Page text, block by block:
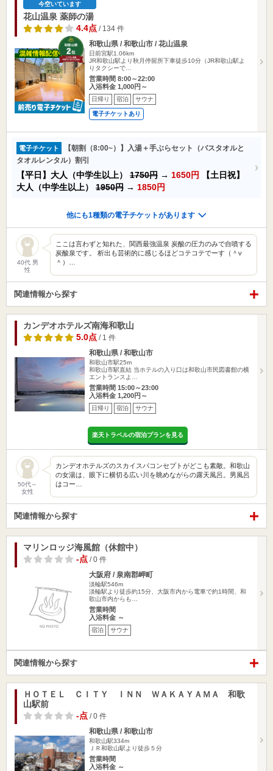
今空いています
花山温泉 薬師の湯
4.4点 / 134 件
和歌山県 / 和歌山市 / 花山温泉
日前宮駅1.06km
JR和歌山駅より秋月停留所下車徒歩10分（JR和歌山駅よ
りタクシーで…
営業時間 8:00～22:00
入浴料金 1,000円～
日帰り 宿泊 サウナ
電子チケットあり
電子チケット
【朝割（8:00~）】入湯＋手ぶらセット（バスタオルと
タオルレンタル）割引
【平日】大人（中学生以上） 1750円 → 1650円
【土日祝】
大人（中学生以上） 1950円 → 1850円
他にも1種類の電子チケットがあります
40代 男
性
ここは言わずと知れた、関西最強温泉 炭酸の圧力のみで自噴する
炭酸泉です。 析出も芸術的に感じるほどコテコテでーす（＾ν
＾）…
関連情報から探す
カンデオホテルズ南海和歌山
5.0点 / 1 件
和歌山県 / 和歌山市
和歌山市駅25m
和歌山市駅直結 当ホテルの入り口は和歌山市民図書館の横
エントランスよ…
営業時間 15:00～23:00
入浴料金 1,200円～
日帰り 宿泊 サウナ
楽天トラベルの宿泊プランを見る
50代～
女性
カンデオホテルズのスカイスパコンセプトがどこも素敵。和歌山
の女湯は、眼下に横切る広い川を眺めながらの露天風呂。男風呂
はコー…
関連情報から探す
マリンロッジ海風館（休館中）
-点 / 0 件
大阪府 / 泉南郡岬町
淡輪駅546m
淡輪駅より徒歩約15分、大阪市内から電車で約1時間、和
歌山市内からも…
営業時間
入浴料金 ～
宿泊 サウナ
関連情報から探す
ＨＯＴＥＬ ＣＩＴＹ ＩＮＮ ＷＡＫＡＹＡＭＡ 和歌
山駅前
-点 / 0 件
和歌山県 / 和歌山市
和歌山駅334m
ＪＲ和歌山駅より徒歩５分
営業時間
入浴料金 ～